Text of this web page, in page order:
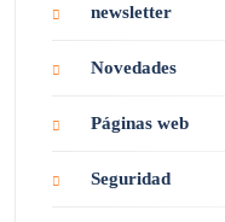
newsletter
Novedades
Páginas web
Seguridad